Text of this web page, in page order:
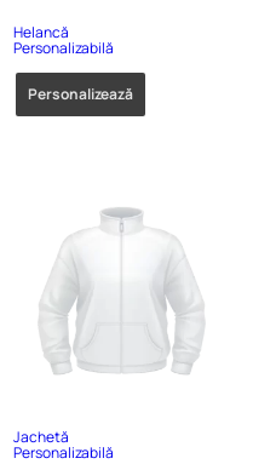
Helancă
Personalizabilă
Personalizează
Jachetă
Personalizabilă